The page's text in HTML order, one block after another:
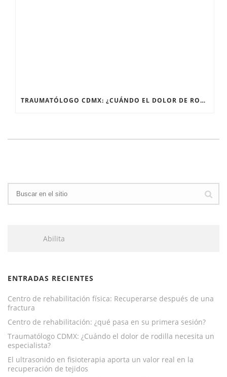
TRAUMATÓLOGO CDMX: ¿CUÁNDO EL DOLOR DE RODILLA NECESITA UN ESPECIALISTA?
Abilita
ENTRADAS RECIENTES
Centro de rehabilitación física: Recuperarse después de una
fractura
Centro de rehabilitación: ¿qué pasa en su primera sesión?
Traumatólogo CDMX: ¿Cuándo el dolor de rodilla necesita un
especialista?
El ultrasonido en fisioterapia aporta un valor real en la
recuperación de tejidos